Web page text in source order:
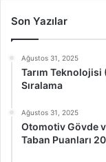
Son Yazılar
Ağustos 31, 2025
Tarım Teknolojisi
Sıralama
Ağustos 31, 2025
Otomotiv Gövde
Taban Puanları